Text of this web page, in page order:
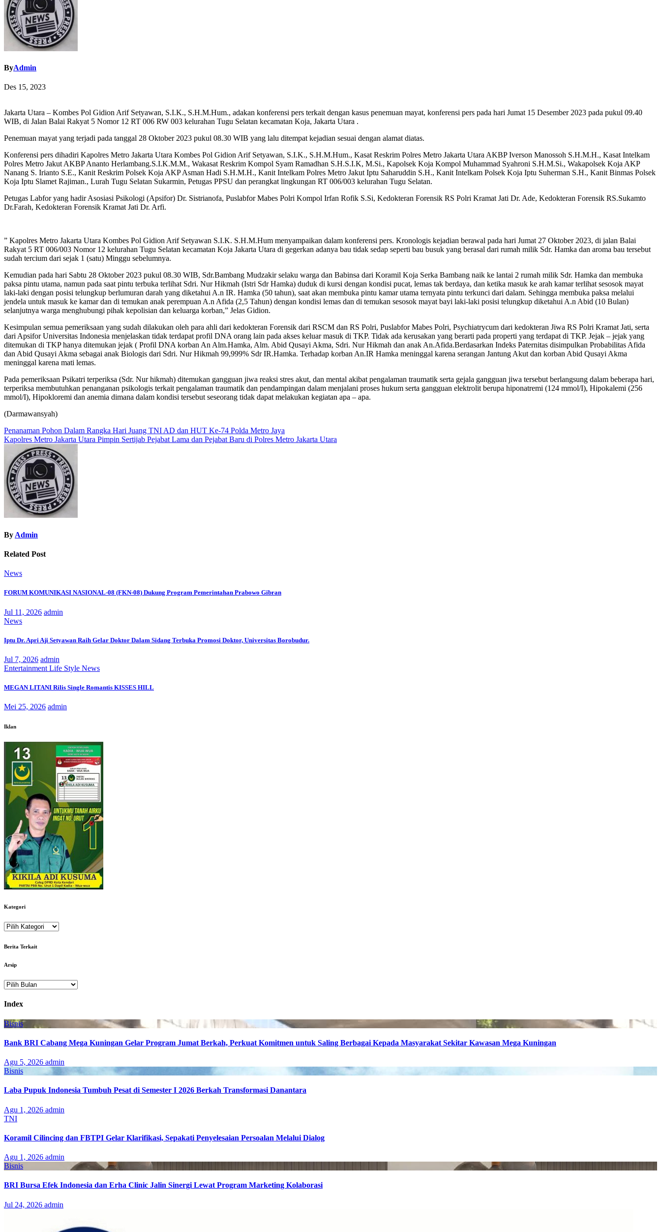
ByAdmin
Des 15, 2023
Jakarta Utara – Kombes Pol Gidion Arif Setyawan, S.I.K., S.H.M.Hum., adakan konferensi pers terkait dengan kasus penemuan mayat, konferensi pers pada hari Jumat 15 Desember 2023 pada pukul 09.40
WIB, di Jalan Balai Rakyat 5 Nomor 12 RT 006 RW 003 kelurahan Tugu Selatan kecamatan Koja, Jakarta Utara .
Penemuan mayat yang terjadi pada tanggal 28 Oktober 2023 pukul 08.30 WIB yang lalu ditempat kejadian sesuai dengan alamat diatas.
Konferensi pers dihadiri Kapolres Metro Jakarta Utara Kombes Pol Gidion Arif Setyawan, S.I.K., S.H.M.Hum., Kasat Reskrim Polres Metro Jakarta Utara AKBP Iverson Manossoh S.H.M.H., Kasat Intelkam
Polres Metro Jakut AKBP Ananto Herlambang.S.I.K.M.M., Wakasat Reskrim Kompol Syam Ramadhan S.H.S.I.K, M.Si., Kapolsek Koja Kompol Muhammad Syahroni S.H.M.Si., Wakapolsek Koja AKP
Nanang S. Irianto S.E., Kanit Reskrim Polsek Koja AKP Asman Hadi S.H.M.H., Kanit Intelkam Polres Metro Jakut Iptu Saharuddin S.H., Kanit Intelkam Polsek Koja Iptu Suherman S.H., Kanit Binmas Polsek
Koja Iptu Slamet Rajiman., Lurah Tugu Selatan Sukarmin, Petugas PPSU dan perangkat lingkungan RT 006/003 kelurahan Tugu Selatan.
Petugas Labfor yang hadir Asosiasi Psikologi (Apsifor) Dr. Sistrianofa, Puslabfor Mabes Polri Kompol Irfan Rofik S.Si, Kedokteran Forensik RS Polri Kramat Jati Dr. Ade, Kedokteran Forensik RS.Sukamto
Dr.Farah, Kedokteran Forensik Kramat Jati Dr. Arfi.
” Kapolres Metro Jakarta Utara Kombes Pol Gidion Arif Setyawan S.I.K. S.H.M.Hum menyampaikan dalam konferensi pers. Kronologis kejadian berawal pada hari Jumat 27 Oktober 2023, di jalan Balai
Rakyat 5 RT 006/003 Nomor 12 kelurahan Tugu Selatan kecamatan Koja Jakarta Utara di gegerkan adanya bau tidak sedap seperti bau busuk yang berasal dari rumah milik Sdr. Hamka dan aroma bau tersebut
sudah tercium dari sejak 1 (satu) Minggu sebelumnya.
Kemudian pada hari Sabtu 28 Oktober 2023 pukul 08.30 WIB, Sdr.Bambang Mudzakir selaku warga dan Babinsa dari Koramil Koja Serka Bambang naik ke lantai 2 rumah milik Sdr. Hamka dan membuka
paksa pintu utama, namun pada saat pintu terbuka terlihat Sdri. Nur Hikmah (Istri Sdr Hamka) duduk di kursi dengan kondisi pucat, lemas tak berdaya, dan ketika masuk ke arah kamar terlihat sesosok mayat
laki-laki dengan posisi telungkup berlumuran darah yang diketahui A.n IR. Hamka (50 tahun), saat akan membuka pintu kamar utama ternyata pintu terkunci dari dalam. Sehingga membuka paksa melalui
jendela untuk masuk ke kamar dan di temukan anak perempuan A.n Afida (2,5 Tahun) dengan kondisi lemas dan di temukan sesosok mayat bayi laki-laki posisi telungkup diketahui A.n Abid (10 Bulan)
selanjutnya warga menghubungi pihak kepolisian dan keluarga korban,” Jelas Gidion.
Kesimpulan semua pemeriksaan yang sudah dilakukan oleh para ahli dari kedokteran Forensik dari RSCM dan RS Polri, Puslabfor Mabes Polri, Psychiatrycum dari kedokteran Jiwa RS Polri Kramat Jati, serta
dari Apsifor Universitas Indonesia menjelaskan tidak terdapat profil DNA orang lain pada akses keluar masuk di TKP. Tidak ada kerusakan yang berarti pada properti yang terdapat di TKP. Jejak – jejak yang
ditemukan di TKP hanya ditemukan jejak ( Profil DNA korban An Alm.Hamka, Alm. Abid Qusayi Akma, Sdri. Nur Hikmah dan anak An.Afida.Berdasarkan Indeks Paternitas disimpulkan Probabilitas Afida
dan Abid Qusayi Akma sebagai anak Biologis dari Sdri. Nur Hikmah 99,999% Sdr IR.Hamka. Terhadap korban An.IR Hamka meninggal karena serangan Jantung Akut dan korban Abid Qusayi Akma
meninggal karena mati lemas.
Pada pemeriksaan Psikatri terperiksa (Sdr. Nur hikmah) ditemukan gangguan jiwa reaksi stres akut, dan mental akibat pengalaman traumatik serta gejala gangguan jiwa tersebut berlangsung dalam beberapa hari,
terperiksa membutuhkan penanganan psikologis terkait pengalaman traumatik dan pendampingan dalam menjalani proses hukum serta gangguan elektrolit berupa hiponatremi (124 mmol/I), Hipokalemi (256
mmol/I), Hipokloremi dan anemia dimana dalam kondisi tersebut seseorang tidak dapat melakukan kegiatan apa – apa.
(Darmawansyah)
Navigasi
pos
Penanaman Pohon Dalam Rangka Hari Juang TNI AD dan HUT Ke-74 Polda Metro Jaya
Kapolres Metro Jakarta Utara Pimpin Sertijab Pejabat Lama dan Pejabat Baru di Polres Metro Jakarta Utara
By Admin
Related Post
News
FORUM KOMUNIKASI NASIONAL-08 (FKN-08) Dukung Program Pemerintahan Prabowo Gibran
Jul 11, 2026 admin
News
Iptu Dr. Apri Aji Setyawan Raih Gelar Doktor Dalam Sidang Terbuka Promosi Doktor, Universitas Borobudur.
Jul 7, 2026 admin
Entertainment Life Style News
MEGAN LITANI Rilis Single Romantis KISSES HILL
Mei 25, 2026 admin
Iklan
Kategori
Kategori
Berita Terkait
Arsip
Arsip
Index
Bisnis
Bank BRI Cabang Mega Kuningan Gelar Program Jumat Berkah, Perkuat Komitmen untuk Saling Berbagai Kepada Masyarakat Sekitar Kawasan Mega Kuningan
Agu 5, 2026 admin
Bisnis
Laba Pupuk Indonesia Tumbuh Pesat di Semester I 2026 Berkah Transformasi Danantara
Agu 1, 2026 admin
TNI
Koramil Cilincing dan FBTPI Gelar Klarifikasi, Sepakati Penyelesaian Persoalan Melalui Dialog
Agu 1, 2026 admin
Bisnis
BRI Bursa Efek Indonesia dan Erha Clinic Jalin Sinergi Lewat Program Marketing Kolaborasi
Jul 24, 2026 admin